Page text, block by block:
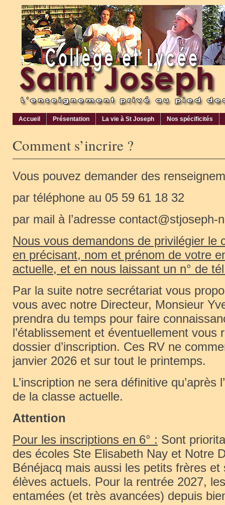
Accueil Présentation La vie à St Joseph Nos spécificités
Comment s’incrire ?
Vous pouvez demander des
par téléphone au 05 59 61 18 32
par mail à l’adresse contact@stjoseph-
Nous vous demandons de privilégier le
en précisant, nom et prénom de votre
actuelle, et en nous laissant un n° de
Par la suite notre secrétariat vous
vous avec notre Directeur, Monsieur
prendra du temps pour faire
l’établissement et éventuellement vous
dossier d’inscription. Ces RV ne
janvier 2026 et sur tout le printemps.
L’inscription ne sera définitive qu’après
de la classe actuelle.
Attention
Pour les inscriptions en 6° : Sont
des écoles Ste Elisabeth Nay et Notre
Bénéjacq mais aussi les petits frères
élèves actuels. Pour la rentrée 2027,
entamées (et très avancées) depuis